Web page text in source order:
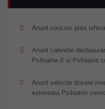
Anunt concurs post
Anunt calendar
Psihiatrie II si Psihiatrie
Anunt selectie dosare
exterioara Psihiatrie